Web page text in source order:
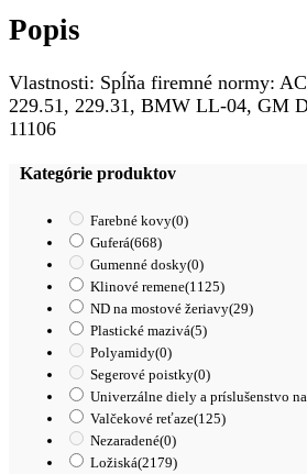
5W-
4L
Popis
Vlastnosti: Spĺňa firemné normy:
229.51, 229.31, BMW LL-04, GM
11106
Kategórie produktov
Farebné kovy(0)
Guferá(668)
Gumenné dosky(0)
Klinové remene(1125)
ND na mostové žeriavy(29)
Plastické mazivá(5)
Polyamidy(0)
Segerové poistky(0)
Univerzálne diely a príslušenstvo
Valčekové reťaze(125)
Nezaradené(0)
Ložiská(2179)